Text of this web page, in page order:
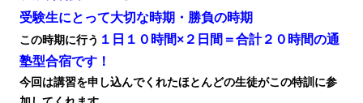
受験生にとって大切な時期・勝負の時期
この時期に行う １日１０時間×２日間＝合計２０時間の通
塾型合宿です！
今回は講習を申し込んでくれたほとんどの生徒がこの特訓に参